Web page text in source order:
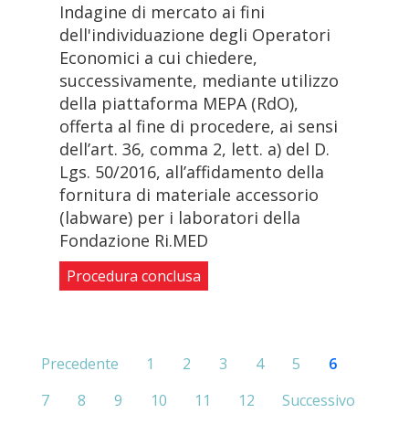
Indagine di mercato ai fini
dell'individuazione degli Operatori
Economici a cui chiedere,
successivamente, mediante utilizzo
della piattaforma MEPA (RdO),
offerta al fine di procedere, ai sensi
dell’art. 36, comma 2, lett. a) del D.
Lgs. 50/2016, all’affidamento della
fornitura di materiale accessorio
(labware) per i laboratori della
Fondazione Ri.MED
Procedura conclusa
Precedente 1 2 3 4 5
6
7
8 9 10 11 12 Successivo